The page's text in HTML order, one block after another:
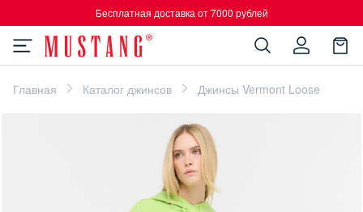
Бесплатная доставка от 7000 рублей
Главная Каталог джинсов Джинсы Vermont Loose